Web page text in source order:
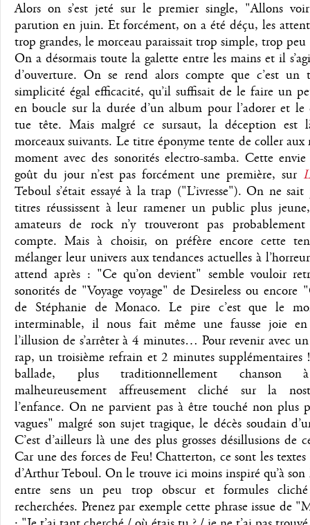
Alors on s’est jeté sur le premier single, "Allons
parution en juin. Et forcément, on a été déçu, les
trop grandes, le morceau paraissait trop simple, trop
On a désormais toute la galette entre les mains et il
d’ouverture. On se rend alors compte que c’est un
simplicité égal efficacité, qu’il suffisait de le faire un
en boucle sur la durée d’un album pour l’adorer et le
tue tête. Mais malgré ce sursaut, la déception est
morceaux suivants. Le titre éponyme tente de coller aux
moment avec des sonorités electro-samba. Cette envie
goût du jour n’est pas forcément une première, sur
Teboul s’était essayé à la trap ("L’ivresse"). On ne sait
titres réussissent à leur ramener un public plus
amateurs de rock n’y trouveront pas
compte. Mais à choisir, on préfère encore cette
mélanger leur univers aux tendances actuelles à
attend après : "Ce qu’on devient" semble vouloir
sonorités de "Voyage voyage" de Desireless ou encore
de Stéphanie de Monaco. Le pire c’est que le
interminable, il nous fait même une fausse joie
l’illusion de s’arrêter à 4 minutes… Pour revenir avec un
rap, un troisième refrain et 2 minutes supplémentaires
ballade, plus traditionnellement chanson
malheureusement affreusement cliché sur la
l’enfance. On ne parvient pas à être touché non plus
vagues" malgré son sujet tragique, le décès soudain
C’est d’ailleurs là une des plus grosses désillusions de
Car une des forces de Feu! Chatterton, ce sont les textes
d’Arthur Teboul. On le trouve ici moins inspiré qu’à
entre sens un peu trop obscur et formules
recherchées. Prenez par exemple cette phrase issue de